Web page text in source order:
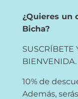
¿Quieres un
Bicha?
SUSCRÍBETE
BIENVENIDA.
10% de
Además,